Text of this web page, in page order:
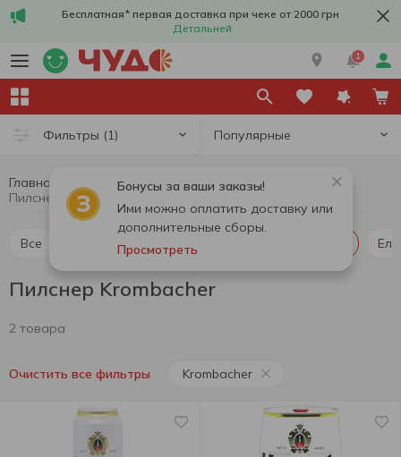
Бесплатная* первая доставка при чеке от 2000 грн
Детальней
1
Фильтры (1) Популярные
Бонусы за ваши заказы!
Ими можно оплатить доставку или
дополнительные сборы.
Просмотреть
Главная Алкоголь Пиво
Пилснер
Пилснер Krombacher
Все Пиво светлое Ель
Пилснер Krombacher
2 товара
Очистить все фильтры Krombacher